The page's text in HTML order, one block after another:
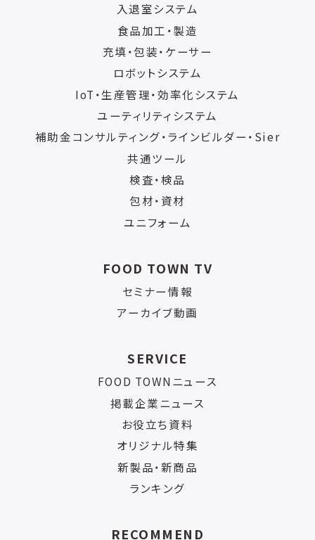
入退室システム
食品加工・製造
充填・包装・ケーサー
ロボットシステム
IoT・生産管理・効率化システム
ユーティリティシステム
補助金コンサルティング・ラインビルダー・Sier
共通ツール
検査・検品
包材・資材
ユニフォーム
FOOD TOWN TV
セミナー情報
アーカイブ動画
SERVICE
FOOD TOWNニュース
掲載企業ニュース
お役立ち資料
オリジナル特集
新製品・新商品
ランキング
RECOMMEND